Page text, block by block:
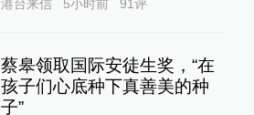
港台来信 5小时前 91评
蔡皋领取国际安徒生奖，“在
孩子们心底种下真善美的种
子”